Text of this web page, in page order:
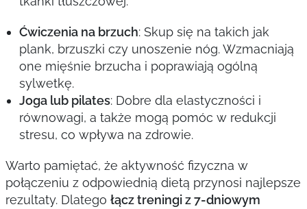
Ćwiczenia na brzuch: Skup się na takich jak
plank, brzuszki czy unoszenie nóg. Wzmacniają
one mięśnie brzucha i poprawiają ogólną
sylwetkę.
Joga lub pilates: Dobre dla elastyczności i
równowagi, a także mogą pomóc w redukcji
stresu, co wpływa na zdrowie.
Warto pamiętać, że aktywność fizyczna w
połączeniu z odpowiednią dietą przynosi najlepsze
rezultaty. Dlatego łącz treningi z 7-dniowym